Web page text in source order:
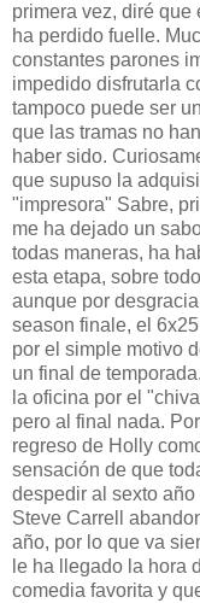
primera vez, diré que
ha perdido fuelle.
constantes parones
impedido disfrutarla
tampoco puede ser
que las tramas no
haber sido.
que supuso la
"impresora" Sabre,
me ha dejado un
todas maneras, ha
esta etapa, sobre
aunque por
season finale, el
por el simple motivo
un final de
la oficina por el
pero al final nada.
regreso de Holly
sensación de que
despedir al sexto
Steve Carrell
año, por lo que va
le ha llegado la hora
comedia favorita y